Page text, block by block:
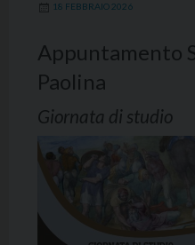
18 FEBBRAIO 2026
Appuntamento
Paolina
Giornata di studio